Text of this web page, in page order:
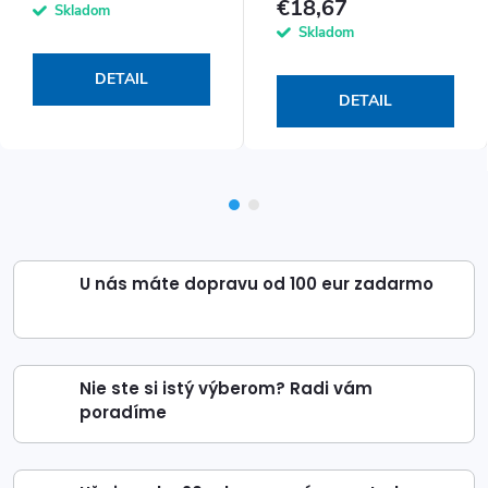
Skladom
DETAIL
€18,67
Skladom
DETAIL
U nás máte dopravu od 100 eur zadarmo
Nie ste si istý výberom? Radi vám
poradíme